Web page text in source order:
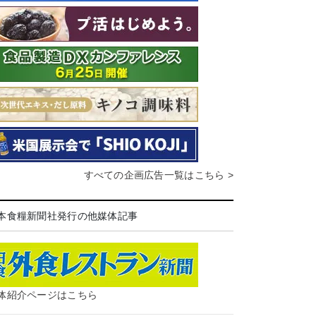
すべての企画広告一覧はこちら >
食糧新聞社発行の他媒体記事
紹介ページはこちら